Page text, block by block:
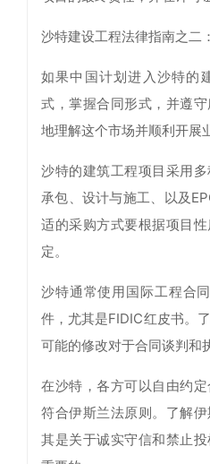
沙特建设工程法律指南之二
如果中国计划进入沙特的
式，掌握合同形式，并遵
地理解这个市场并顺利开展
沙特的建筑工程项目采用
承包、设计与施工、以及
适的采购方式要根据项目
定。
沙特通常使用国际工程合
件，尤其是FIDIC红皮书。
可能的修改对于合同谈判和
在沙特，各方可以自由约
符合伊斯兰法原则。了解
其是关于诚实守信和禁止